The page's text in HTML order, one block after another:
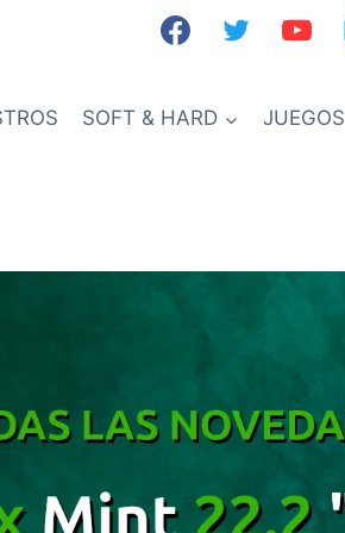
SOFT & HARD JUEGOS